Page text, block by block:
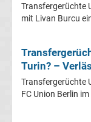
Liga
Pokal
Transfergerüchte
mit Livan Burcu
Turin? –
Transfergerüchte
FC Union Berlin im